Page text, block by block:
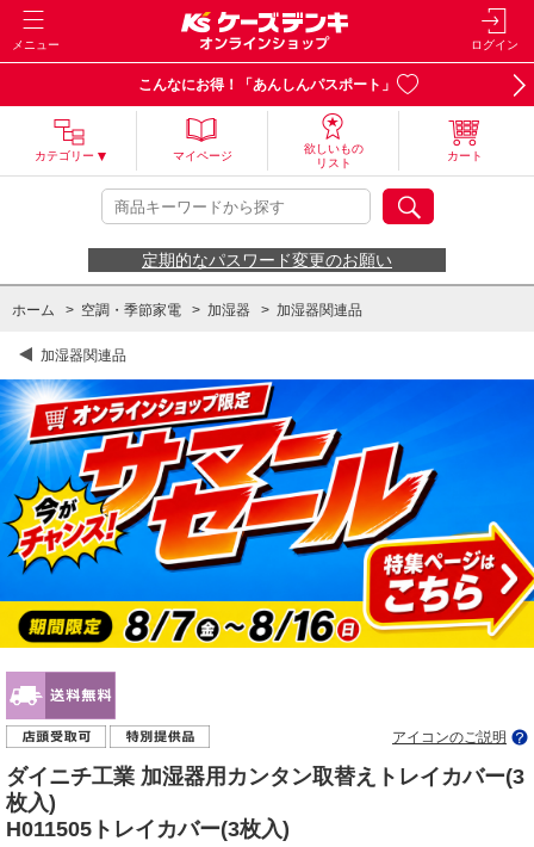
メニュー ログイン
こんなにお得！「あんしんパスポート」
カテゴリー マイページ
欲しいもの
リスト
カート
定期的なパスワード変更のお願い
ホーム > 空調・季節家電 > 加湿器 > 加湿器関連品
加湿器関連品
アイコンのご説明
ダイニチ工業 加湿器用カンタン取替えトレイカバー(3
枚入)
H011505トレイカバー(3枚入)